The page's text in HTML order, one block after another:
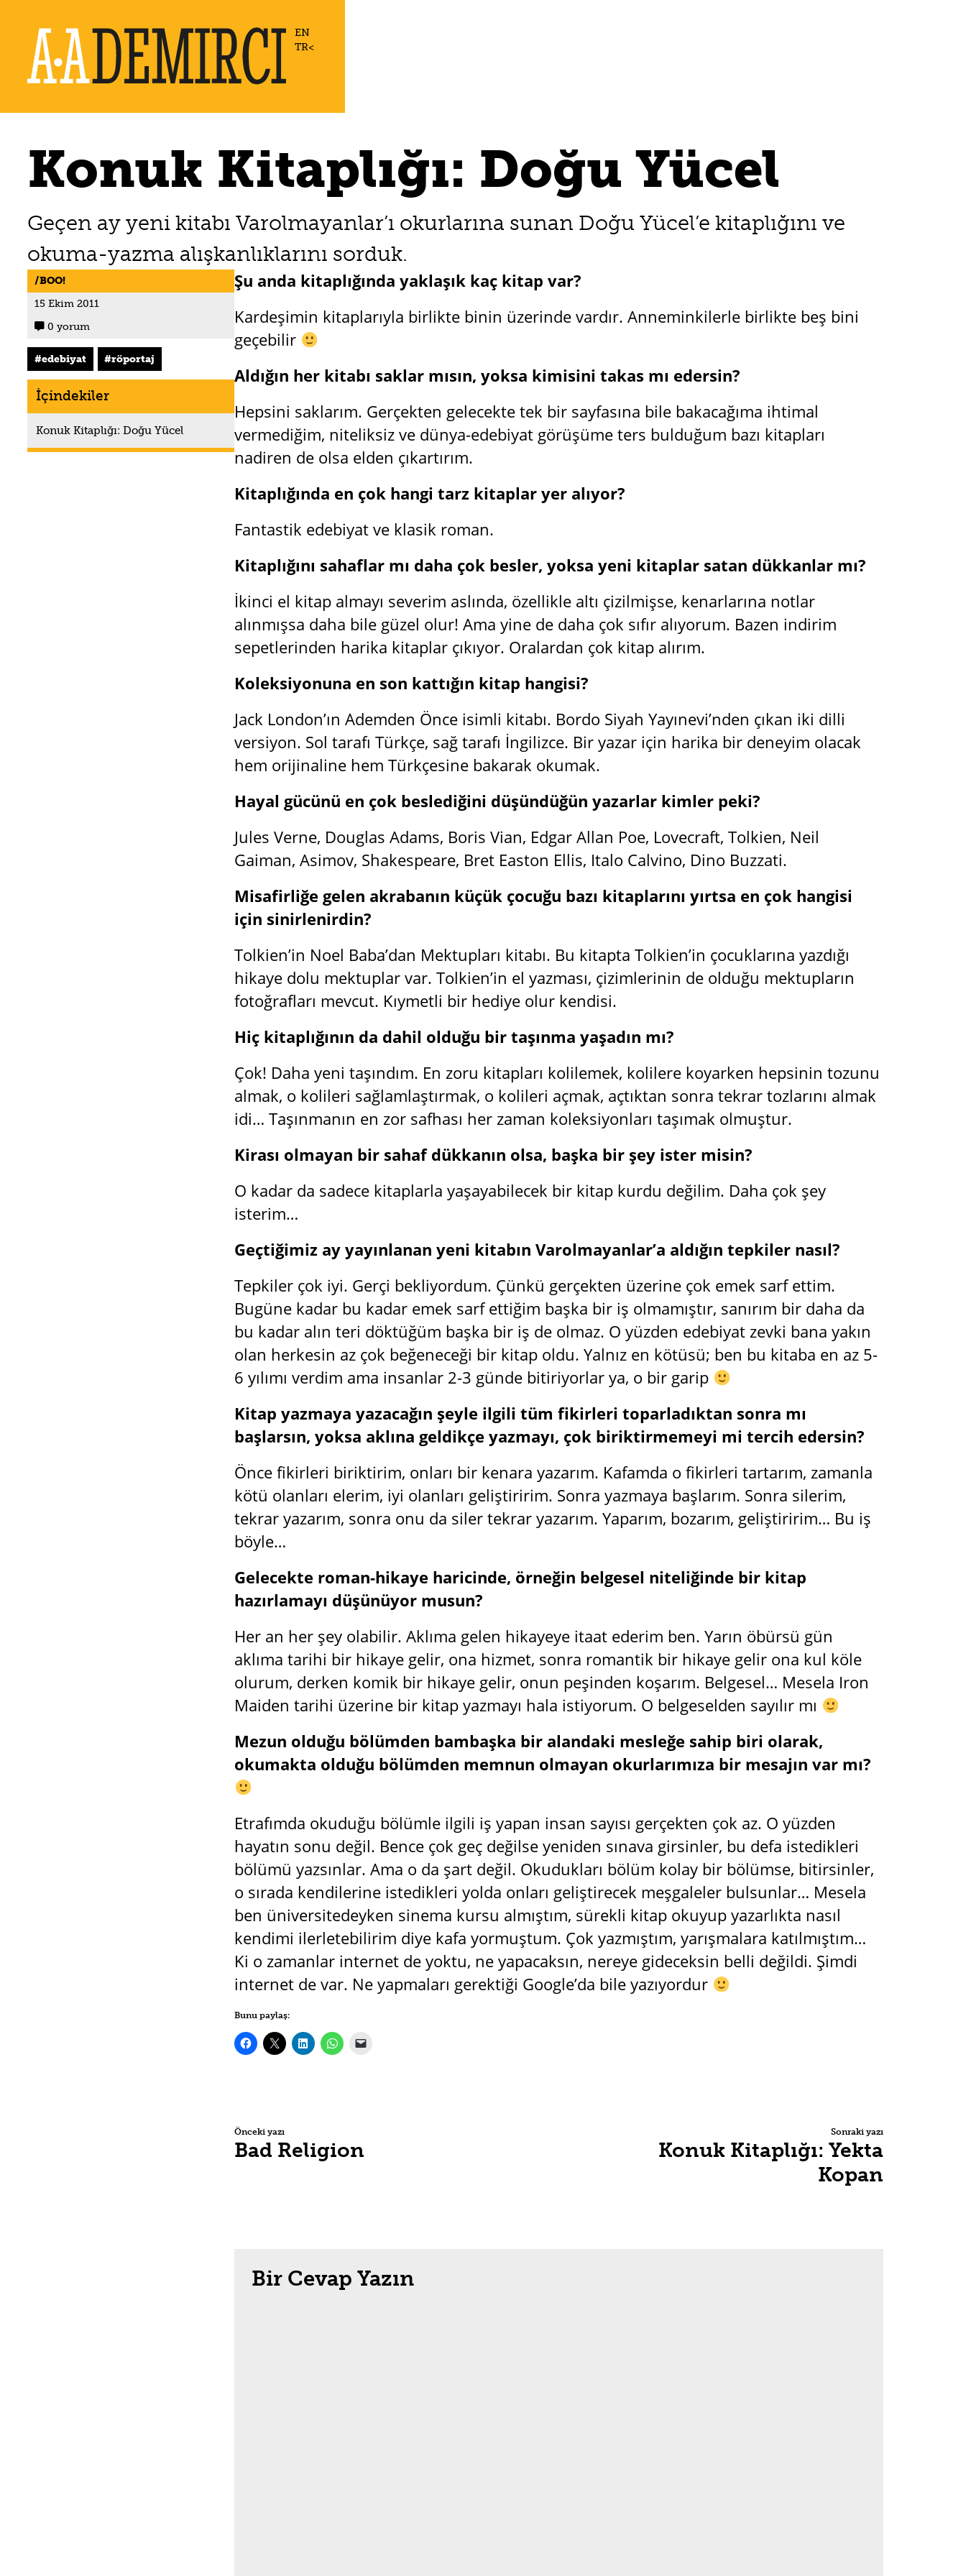
EN
TR
Konuk Kitaplığı: Doğu Yücel
Geçen ay yeni kitabı Varolmayanlar’ı okurlarına sunan Doğu Yücel’e kitaplığını ve
okuma-yazma alışkanlıklarını sorduk.
BOO!
15 Ekim 2011
0 yorum
edebiyat röportaj
İçindekiler
Konuk Kitaplığı: Doğu Yücel
Şu anda kitaplığında yaklaşık kaç kitap var?
Kardeşimin kitaplarıyla birlikte binin üzerinde vardır. Anneminkilerle birlikte beş bini
geçebilir
Aldığın her kitabı saklar mısın, yoksa kimisini takas mı edersin?
Hepsini saklarım. Gerçekten gelecekte tek bir sayfasına bile bakacağıma ihtimal
vermediğim, niteliksiz ve dünya-edebiyat görüşüme ters bulduğum bazı kitapları
nadiren de olsa elden çıkartırım.
Kitaplığında en çok hangi tarz kitaplar yer alıyor?
Fantastik edebiyat ve klasik roman.
Kitaplığını sahaflar mı daha çok besler, yoksa yeni kitaplar satan dükkanlar mı?
İkinci el kitap almayı severim aslında, özellikle altı çizilmişse, kenarlarına notlar
alınmışsa daha bile güzel olur! Ama yine de daha çok sıfır alıyorum. Bazen indirim
sepetlerinden harika kitaplar çıkıyor. Oralardan çok kitap alırım.
Koleksiyonuna en son kattığın kitap hangisi?
Jack London’ın Ademden Önce isimli kitabı. Bordo Siyah Yayınevi’nden çıkan iki dilli
versiyon. Sol tarafı Türkçe, sağ tarafı İngilizce. Bir yazar için harika bir deneyim olacak
hem orijinaline hem Türkçesine bakarak okumak.
Hayal gücünü en çok beslediğini düşündüğün yazarlar kimler peki?
Jules Verne, Douglas Adams, Boris Vian, Edgar Allan Poe, Lovecraft, Tolkien, Neil
Gaiman, Asimov, Shakespeare, Bret Easton Ellis, Italo Calvino, Dino Buzzati.
Misafirliğe gelen akrabanın küçük çocuğu bazı kitaplarını yırtsa en çok hangisi
için sinirlenirdin?
Tolkien’in Noel Baba’dan Mektupları kitabı. Bu kitapta Tolkien’in çocuklarına yazdığı
hikaye dolu mektuplar var. Tolkien’in el yazması, çizimlerinin de olduğu mektupların
fotoğrafları mevcut. Kıymetli bir hediye olur kendisi.
Hiç kitaplığının da dahil olduğu bir taşınma yaşadın mı?
Çok! Daha yeni taşındım. En zoru kitapları kolilemek, kolilere koyarken hepsinin tozunu
almak, o kolileri sağlamlaştırmak, o kolileri açmak, açtıktan sonra tekrar tozlarını almak
idi… Taşınmanın en zor safhası her zaman koleksiyonları taşımak olmuştur.
Kirası olmayan bir sahaf dükkanın olsa, başka bir şey ister misin?
O kadar da sadece kitaplarla yaşayabilecek bir kitap kurdu değilim. Daha çok şey
isterim…
Geçtiğimiz ay yayınlanan yeni kitabın Varolmayanlar’a aldığın tepkiler nasıl?
Tepkiler çok iyi. Gerçi bekliyordum. Çünkü gerçekten üzerine çok emek sarf ettim.
Bugüne kadar bu kadar emek sarf ettiğim başka bir iş olmamıştır, sanırım bir daha da
bu kadar alın teri döktüğüm başka bir iş de olmaz. O yüzden edebiyat zevki bana yakın
olan herkesin az çok beğeneceği bir kitap oldu. Yalnız en kötüsü; ben bu kitaba en az 5-
6 yılımı verdim ama insanlar 2-3 günde bitiriyorlar ya, o bir garip
Kitap yazmaya yazacağın şeyle ilgili tüm fikirleri toparladıktan sonra mı
başlarsın, yoksa aklına geldikçe yazmayı, çok biriktirmemeyi mi tercih edersin?
Önce fikirleri biriktirim, onları bir kenara yazarım. Kafamda o fikirleri tartarım, zamanla
kötü olanları elerim, iyi olanları geliştiririm. Sonra yazmaya başlarım. Sonra silerim,
tekrar yazarım, sonra onu da siler tekrar yazarım. Yaparım, bozarım, geliştiririm… Bu iş
böyle…
Gelecekte roman-hikaye haricinde, örneğin belgesel niteliğinde bir kitap
hazırlamayı düşünüyor musun?
Her an her şey olabilir. Aklıma gelen hikayeye itaat ederim ben. Yarın öbürsü gün
aklıma tarihi bir hikaye gelir, ona hizmet, sonra romantik bir hikaye gelir ona kul köle
olurum, derken komik bir hikaye gelir, onun peşinden koşarım. Belgesel… Mesela Iron
Maiden tarihi üzerine bir kitap yazmayı hala istiyorum. O belgeselden sayılır mı
Mezun olduğu bölümden bambaşka bir alandaki mesleğe sahip biri olarak,
okumakta olduğu bölümden memnun olmayan okurlarımıza bir mesajın var mı?
Etrafımda okuduğu bölümle ilgili iş yapan insan sayısı gerçekten çok az. O yüzden
hayatın sonu değil. Bence çok geç değilse yeniden sınava girsinler, bu defa istedikleri
bölümü yazsınlar. Ama o da şart değil. Okudukları bölüm kolay bir bölümse, bitirsinler,
o sırada kendilerine istedikleri yolda onları geliştirecek meşgaleler bulsunlar… Mesela
ben üniversitedeyken sinema kursu almıştım, sürekli kitap okuyup yazarlıkta nasıl
kendimi ilerletebilirim diye kafa yormuştum. Çok yazmıştım, yarışmalara katılmıştım…
Ki o zamanlar internet de yoktu, ne yapacaksın, nereye gideceksin belli değildi. Şimdi
internet de var. Ne yapmaları gerektiği Google’da bile yazıyordur
Bunu paylaş:
Önceki yazı
Bad Religion
Sonraki yazı
Konuk Kitaplığı: Yekta
Kopan
Bir Cevap Yazın